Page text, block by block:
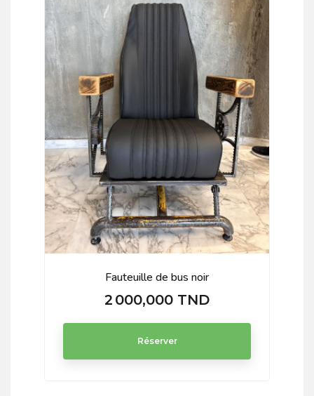
Fauteuille de bus noir
Prix
2 000,000 TND
Réserver